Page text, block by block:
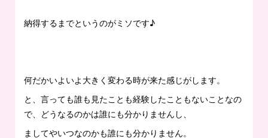
納得するまでというのがミソです♪
何だかいよいよ大きく変わる時が来た感じがします。
と、言っても誰も見たことも経験したこともないことなの
で、どうなるのかは誰にも分かりませんし、
ましてやいつなのかも誰にも分かりません。